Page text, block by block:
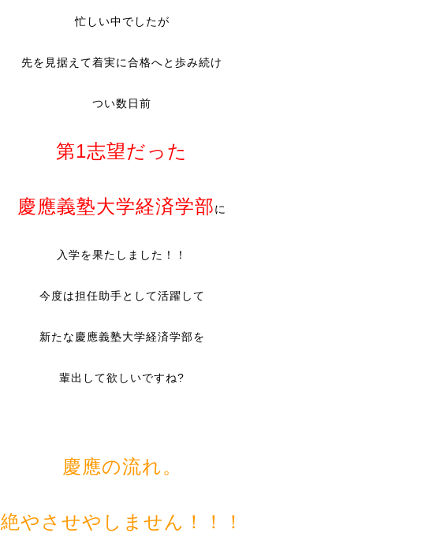
忙しい中でしたが
先を見据えて着実に合格へと歩み続け
つい数日前
第1志望だった
慶應義塾大学経済学部に
入学を果たしました！！
今度は担任助手として活躍して
新たな慶應義塾大学経済学部を
輩出して欲しいですね?
慶應の流れ。
絶やさせやしません！！！